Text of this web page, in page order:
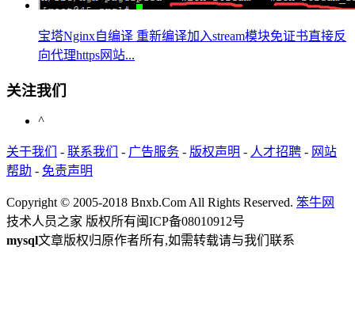
宝塔Nginx自编译 重新编译加入stream模块免证书直接反
向代理https网站...
关注我们
^
关于我们 - 联系我们 - 广告服务 - 版权声明 - 人才招聘 - 网站
帮助 - 免责声明
Copyright © 2005-2018 Bnxb.Com All Rights Reserved. 笨牛网
技术人员之家 版权所有闽ICP备08010912号
mysql文章版权归原作者所有,如需转载请与我们联系